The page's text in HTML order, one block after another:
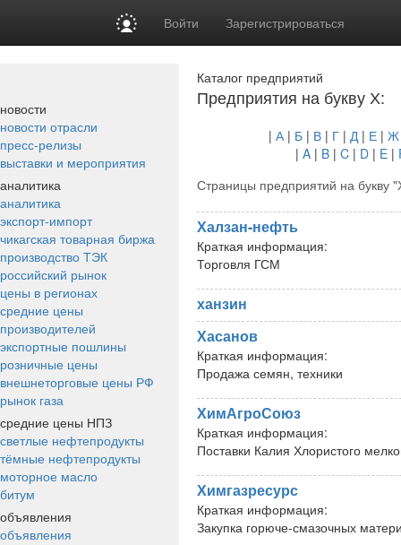
Войти Зарегистрироваться
новости
новости отрасли
пресс-релизы
выставки и мероприятия
аналитика
аналитика
экспорт-импорт
чикагская товарная биржа
производство ТЭК
российский рынок
цены в регионах
средние цены
производителей
экспортные пошлины
розничные цены
внешнеторговые цены РФ
рынок газа
средние цены НПЗ
светлые нефтепродукты
тёмные нефтепродукты
моторное масло
битум
объявления
объявления
Каталог предприятий
Предприятия на букву Х:
| А| Б | В | Г | Д| Е | Ж
| A| B| C| D| E|
Страницы предприятий на букву
Халзан-нефть
Краткая информация:
Торговля ГСМ
ханзин
Хасанов
Краткая информация:
Продажа семян, техники
ХимАгроСоюз
Краткая информация:
Поставки Калия Хлористого
Химгазресурс
Краткая информация:
Закупка горюче-смазочных